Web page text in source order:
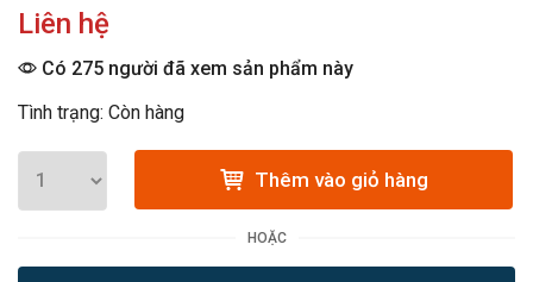
Liên hệ
Có 275 người đã xem sản phẩm này
Tình trạng: Còn hàng
Thêm vào giỏ hàng
HOẶC